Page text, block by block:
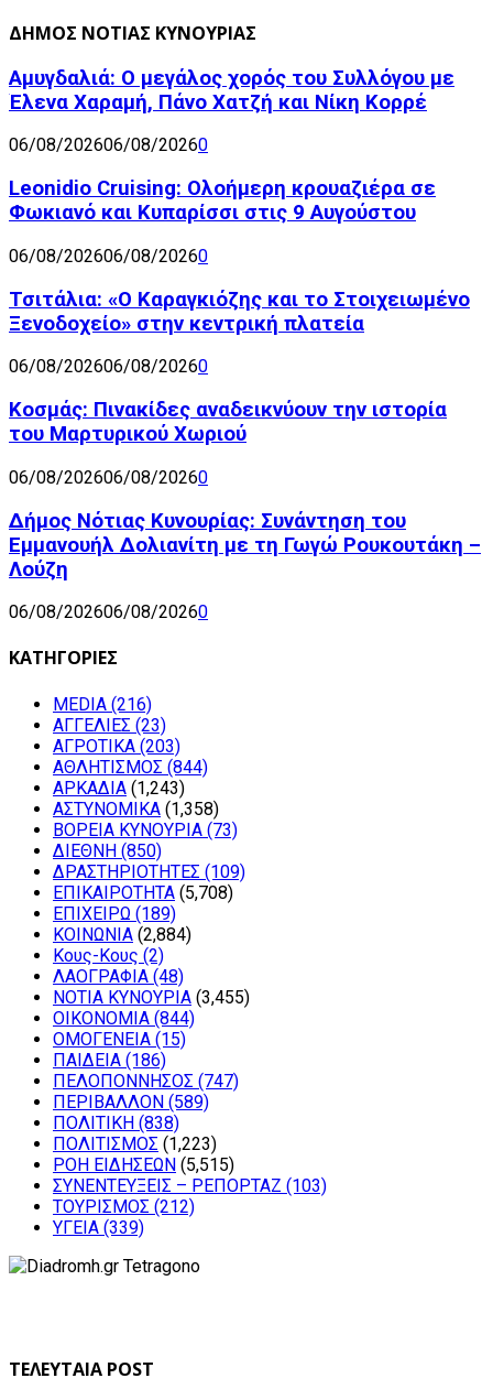
ΔΗΜΟΣ ΝΟΤΙΑΣ ΚΥΝΟΥΡΙΑΣ
Αμυγδαλιά: Ο μεγάλος χορός του Συλλόγου με
Έλενα Χαραμή, Πάνο Χατζή και Νίκη Κορρέ
06/08/202606/08/20260
Leonidio Cruising: Ολοήμερη κρουαζιέρα σε
Φωκιανό και Κυπαρίσσι στις 9 Αυγούστου
06/08/202606/08/20260
Τσιτάλια: «Ο Καραγκιόζης και το Στοιχειωμένο
Ξενοδοχείο» στην κεντρική πλατεία
06/08/202606/08/20260
Κοσμάς: Πινακίδες αναδεικνύουν την ιστορία
του Μαρτυρικού Χωριού
06/08/202606/08/20260
Δήμος Νότιας Κυνουρίας: Συνάντηση του
Εμμανουήλ Δολιανίτη με τη Γωγώ Ρουκουτάκη –
Λούζη
06/08/202606/08/20260
ΚΑΤΗΓΟΡΙΕΣ
MEDIA (216)
ΑΓΓΕΛΙΕΣ (23)
ΑΓΡΟΤΙΚΑ (203)
ΑΘΛΗΤΙΣΜΟΣ (844)
ΑΡΚΑΔΙΑ (1,243)
ΑΣΤΥΝΟΜΙΚΑ (1,358)
ΒΟΡΕΙΑ ΚΥΝΟΥΡΙΑ (73)
ΔΙΕΘΝΗ (850)
ΔΡΑΣΤΗΡΙΟΤΗΤΕΣ (109)
ΕΠΙΚΑΙΡΟΤΗΤΑ (5,708)
ΕΠΙΧΕΙΡΩ (189)
ΚΟΙΝΩΝΙΑ (2,884)
Κους-Κους (2)
ΛΑΟΓΡΑΦΙΑ (48)
ΝΟΤΙΑ ΚΥΝΟΥΡΙΑ (3,455)
ΟΙΚΟΝΟΜΙΑ (844)
ΟΜΟΓΕΝΕΙΑ (15)
ΠΑΙΔΕΙΑ (186)
ΠΕΛΟΠΟΝΝΗΣΟΣ (747)
ΠΕΡΙΒΑΛΛΟΝ (589)
ΠΟΛΙΤΙΚΗ (838)
ΠΟΛΙΤΙΣΜΟΣ (1,223)
ΡΟΗ ΕΙΔΗΣΕΩΝ (5,515)
ΣΥΝΕΝΤΕΥΞΕΙΣ – ΡΕΠΟΡΤΑΖ (103)
ΤΟΥΡΙΣΜΟΣ (212)
ΥΓΕΙΑ (339)
ΤΕΛΕΥΤΑΙΑ POST